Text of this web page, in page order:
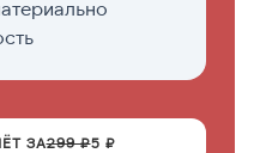
ЗА299 ₽5 ₽